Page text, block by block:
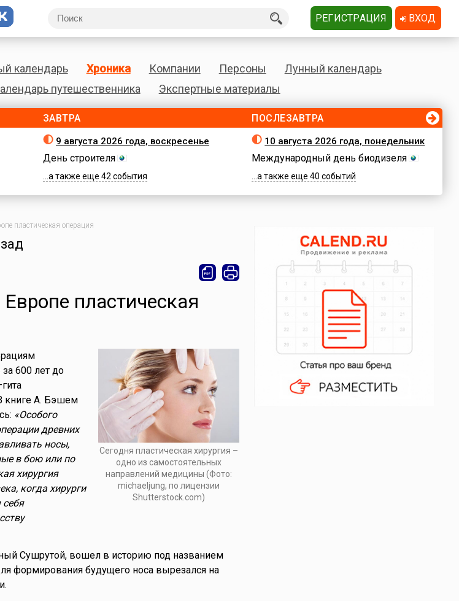
календарь Хроника Компании Персоны
Лунный календарь
путешественника Экспертные материалы
ЗАВТРА
9 августа 2026 года, воскресенье
День строителя
...а также еще 42 события
ПОСЛЕЗАВТРА
10 августа 2026 года, понедельник
Международный день биодизеля
...а также еще 40 событий
пластическая операция
пластическая
Сегодня пластическая хирургия –
одно из самостоятельных
направлений медицины (Фото:
michaeljung, по лицензии
Shutterstock.com)
600 лет до
книге А. Бэшем
«Особого
древних
носы,
в бою или по
хирургия
когда хирурги
Сушрутой, вошел в историю под названием
формирования будущего носа вырезался на
РЕГИСТРАЦИЯ ВХОД